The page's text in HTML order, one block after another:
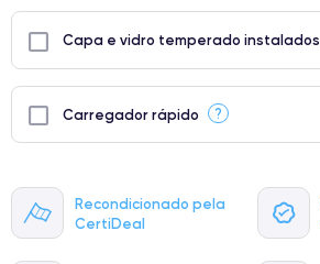
Recondicionado pela
CertiDeal
Capa e vidro temperado instalados
Carregador rápido ?